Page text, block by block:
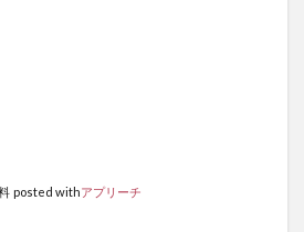
posted withアプリーチ